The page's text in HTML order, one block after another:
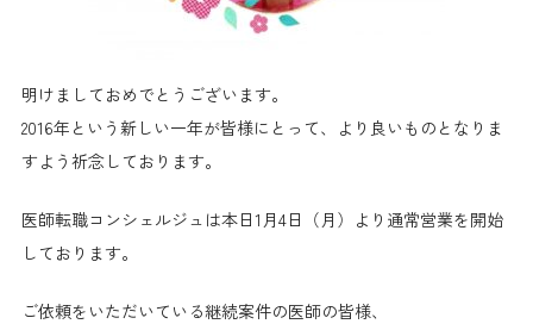
明けましておめでとうございます。
2016年という新しい一年が皆様にとって、より良いものとなりま
すよう祈念しております。
医師転職コンシェルジュは本日1月4日（月）より通常営業を開始
しております。
ご依頼をいただいている継続案件の医師の皆様、